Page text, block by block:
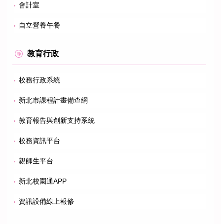
會計室
自立營養午餐
教育行政
校務行政系統
新北市課程計畫備查網
教育報告與創新支持系統
校務資訊平台
親師生平台
新北校園通APP
資訊設備線上報修